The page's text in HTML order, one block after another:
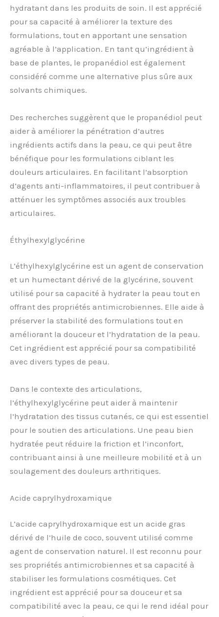
hydratant dans les produits de soin. Il est apprécié
pour sa capacité à améliorer la texture des
formulations, tout en apportant une sensation
agréable à l’application. En tant qu’ingrédient à
base de plantes, le propanédiol est également
considéré comme une alternative plus sûre aux
solvants chimiques.
Des recherches suggèrent que le propanédiol peut
aider à améliorer la pénétration d’autres
ingrédients actifs dans la peau, ce qui peut être
bénéfique pour les formulations ciblant les
douleurs articulaires. En facilitant l’absorption
d’agents anti-inflammatoires, il peut contribuer à
atténuer les symptômes associés aux troubles
articulaires.
Éthylhexylglycérine
L’éthylhexylglycérine est un agent de conservation
et un humectant dérivé de la glycérine, souvent
utilisé pour sa capacité à hydrater la peau tout en
offrant des propriétés antimicrobiennes. Elle aide à
préserver la stabilité des formulations tout en
améliorant la douceur et l’hydratation de la peau.
Cet ingrédient est apprécié pour sa compatibilité
avec divers types de peau.
Dans le contexte des articulations,
l’éthylhexylglycérine peut aider à maintenir
l’hydratation des tissus cutanés, ce qui est essentiel
pour le soutien des articulations. Une peau bien
hydratée peut réduire la friction et l’inconfort,
contribuant ainsi à une meilleure mobilité et à un
soulagement des douleurs arthritiques.
Acide caprylhydroxamique
L’acide caprylhydroxamique est un acide gras
dérivé de l’huile de coco, souvent utilisé comme
agent de conservation naturel. Il est reconnu pour
ses propriétés antimicrobiennes et sa capacité à
stabiliser les formulations cosmétiques. Cet
ingrédient est apprécié pour sa douceur et sa
compatibilité avec la peau, ce qui le rend idéal pour